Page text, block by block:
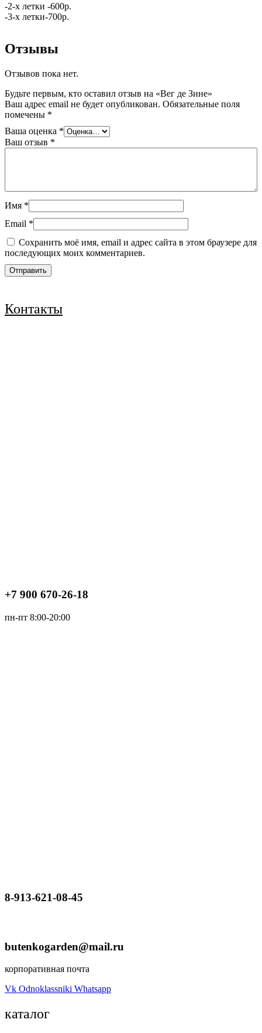
-2-х летки -600р.
-3-х летки-700р.
Отзывы
Отзывов пока нет.
Будьте первым, кто оставил отзыв на «Вег де Зине»
Ваш адрес email не будет опубликован. Обязательные поля
помечены *
Ваша оценка *
Ваш отзыв *
Имя *
Email *
Сохранить моё имя, email и адрес сайта в этом браузере для
последующих моих комментариев.
Контакты
+7 900 670-26-18
пн-пт 8:00-20:00
8-913-621-08-45
butenkogarden@mail.ru
корпоративная почта
Vk Odnoklassniki Whatsapp
каталог